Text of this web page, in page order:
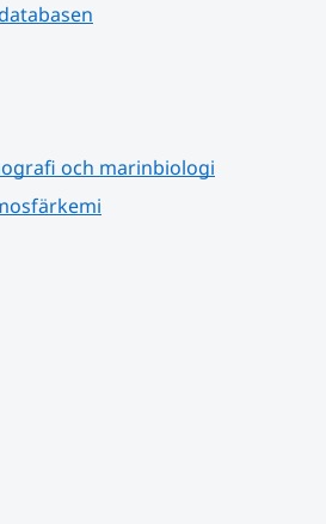
och marinbiologi